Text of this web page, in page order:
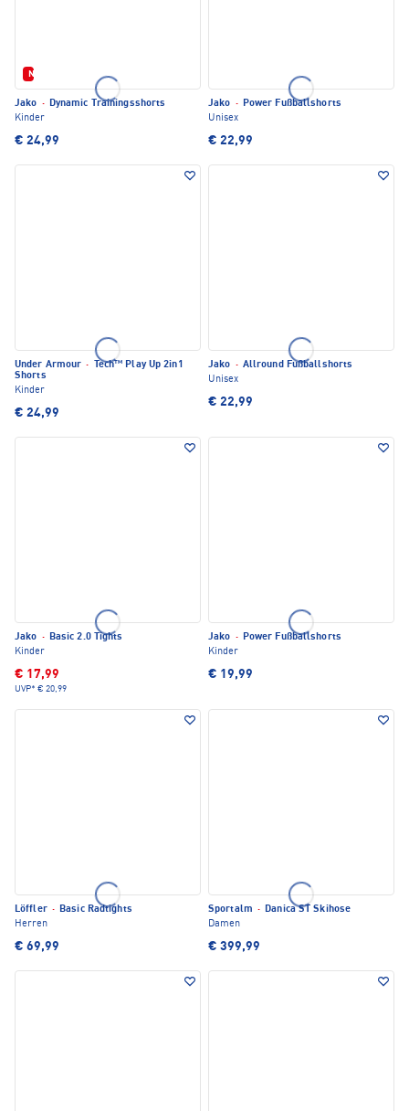
Neu
Jako · Dynamic Trainingsshorts
Kinder
€ 24,99
Jako · Power Fußballshorts
Unisex
€ 22,99
Under Armour ·
Tech™ Play Up 2in1
Shorts
Kinder
€ 24,99
Jako · Allround Fußballshorts
Unisex
€ 22,99
Jako · Basic 2.0 Tights
Kinder
€ 17,99
UVP* € 20,99
Jako · Power Fußballshorts
Kinder
€ 19,99
Löffler · Basic Radtights
Herren
€ 69,99
Sportalm · Danica ST Skihose
Damen
€ 399,99